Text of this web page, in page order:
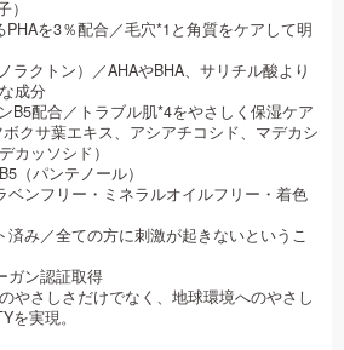
を3％配合／毛穴*1と角質をケアして明
ラクトン）／AHAやBHA、サリチル酸より
成分
B5配合／トラブル肌*4をやさしく保湿ケア
クサ葉エキス、アシアチコシド、マデカシ
カッソシド）
（パンテノール）
ベンフリー・ミネラルオイルフリー・着色
み／全ての方に刺激が起きないというこ
ガン認証取得
やさしさだけでなく、地球環境へのやさし
を実現。